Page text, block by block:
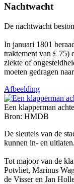
Nachtwacht
De nachtwacht
In januari 1801
traktement van £ 75)
ziekte of
moeten gedragen
Afbeelding
Een klapperman
Bron: HMDB
De sleutels van de
kunnen in- en
Tot majoor van de
Potvliet, Marinus
de Visser en Jan